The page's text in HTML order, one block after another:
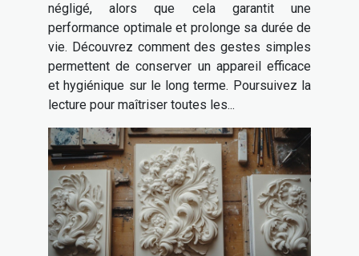
négligé, alors que cela garantit une
performance optimale et prolonge sa durée de
vie. Découvrez comment des gestes simples
permettent de conserver un appareil efficace
et hygiénique sur le long terme. Poursuivez la
lecture pour maîtriser toutes les...